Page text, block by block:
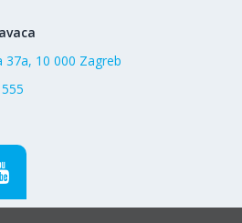
37a, 10 000 Zagreb